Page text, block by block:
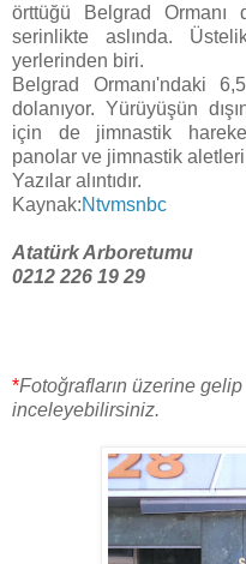
örttüğü Belgrad Ormanı
serinlikte aslında.
yerlerinden biri.
Belgrad Ormanı'ndaki
dolanıyor. Yürüyüşün
için de jimnastik
panolar ve jimnastik aletleri
Yazılar alıntıdır.
Kaynak:Ntvmsnbc
Atatürk Arboretumu
0212 226 19 29
*Fotoğrafların üzerine
inceleyebilirsiniz.